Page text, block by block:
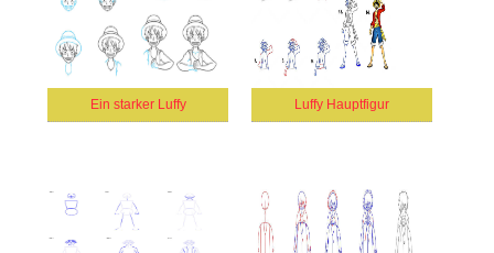
Ein starker Luffy Luffy Hauptfigur